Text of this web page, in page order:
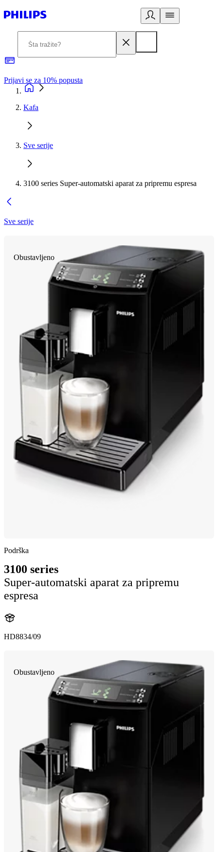
Prijavi se za 10% popusta
Kafa
Sve serije
3100 series Super-automatski aparat za pripremu espresa
Sve serije
Obustavljeno
Podrška
3100 series
Super-automatski aparat za pripremu
espresa
HD8834/09
Obustavljeno